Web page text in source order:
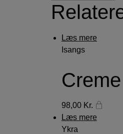
Læs mere
Isangs
98,00 Kr.
Læs mere
Ykra